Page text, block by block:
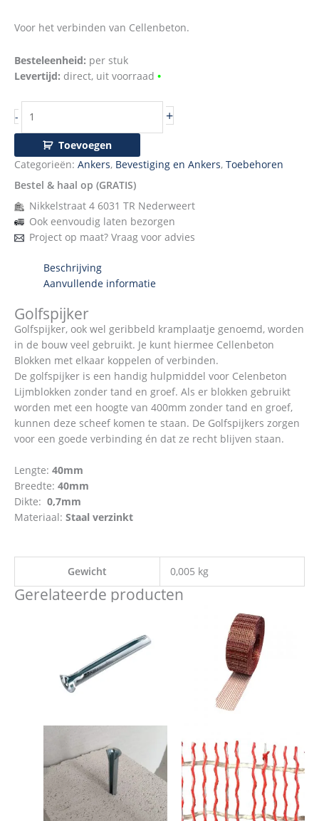
Voor het verbinden van Cellenbeton.
Besteleenheid: per stuk
Levertijd: direct, uit voorraad •
- +
Toevoegen
Categorieën: Ankers, Bevestiging en Ankers, Toebehoren
Bestel & haal op (GRATIS)
Nikkelstraat 4 6031 TR Nederweert
Ook eenvoudig laten bezorgen
Project op maat? Vraag voor advies
Beschrijving
Aanvullende informatie
Golfspijker
Golfspijker, ook wel geribbeld kramplaatje genoemd, worden
in de bouw veel gebruikt. Je kunt hiermee Cellenbeton
Blokken met elkaar koppelen of verbinden.
De golfspijker is een handig hulpmiddel voor Celenbeton
Lijmblokken zonder tand en groef. Als er blokken gebruikt
worden met een hoogte van 400mm zonder tand en groef,
kunnen deze scheef komen te staan. De Golfspijkers zorgen
voor een goede verbinding én dat ze recht blijven staan.
Lengte: 40mm
Breedte: 40mm
Dikte: 0,7mm
Materiaal: Staal verzinkt
Gewicht 0,005 kg
Gerelateerde producten